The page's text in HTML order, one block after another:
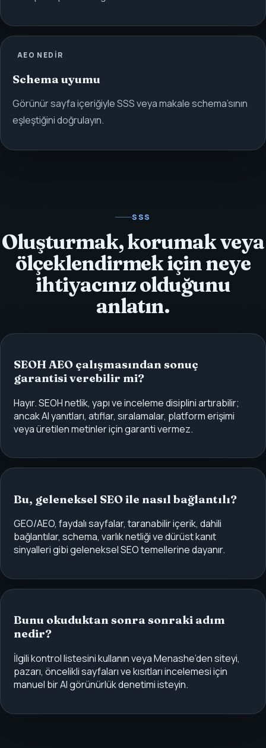
AEO NEDIR
Schema uyumu
Görünür sayfa içeriğiyle SSS veya makale schema’sının
eşleştiğini doğrulayın.
SSS
Oluşturmak, korumak veya
ölçeklendirmek için neye
ihtiyacınız olduğunu
anlatın.
SEOH AEO çalışmasından sonuç
garantisi verebilir mi?
Hayır. SEOH netlik, yapı ve inceleme disiplini artırabilir;
ancak AI yanıtları, atıflar, sıralamalar, platform erişimi
veya üretilen metinler için garanti vermez.
Bu, geleneksel SEO ile nasıl bağlantılı?
GEO/AEO, faydalı sayfalar, taranabilir içerik, dahili
bağlantılar, schema, varlık netliği ve dürüst kanıt
sinyalleri gibi geleneksel SEO temellerine dayanır.
Bunu okuduktan sonra sonraki adım
nedir?
İlgili kontrol listesini kullanın veya Menashe’den siteyi,
pazarı, öncelikli sayfaları ve kısıtları incelemesi için
manuel bir AI görünürlük denetimi isteyin.